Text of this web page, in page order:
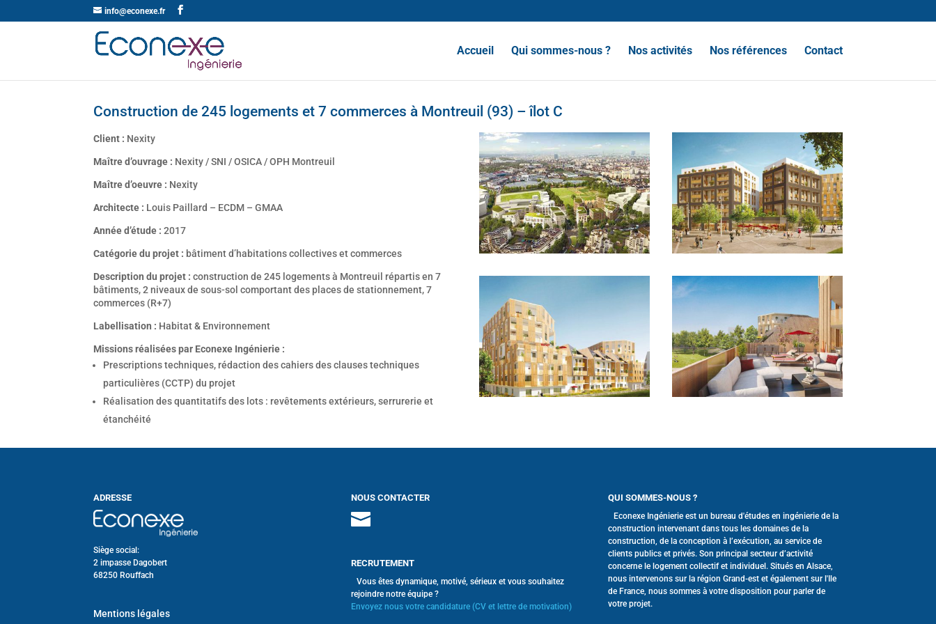
info@econexe.fr
Accueil Qui sommes-nous ? Nos activités Nos références Contact
Construction de 245 logements et 7 commerces à Montreuil (93) – îlot C
Client : Nexity
Maître d’ouvrage : Nexity / SNI / OSICA / OPH Montreuil
Maître d’oeuvre : Nexity
Architecte : Louis Paillard – ECDM – GMAA
Année d’étude : 2017
Catégorie du projet : bâtiment d’habitations collectives et commerces
Description du projet :construction de 245 logements à Montreuil répartis en 7
bâtiments, 2 niveaux de sous-sol comportant des places de stationnement, 7
commerces (R+7)
Labellisation : Habitat & Environnement
Missions réalisées par Econexe Ingénierie :
Prescriptions techniques, rédaction des cahiers des clauses techniques
particulières (CCTP) du projet
Réalisation des quantitatifs des lots : revêtements extérieurs, serrurerie et
étanchéité
ADRESSE
Siège social:
2 impasse Dagobert
68250 Rouffach
Mentions légales
NOUS CONTACTER
RECRUTEMENT
Vous êtes dynamique, motivé, sérieux et vous souhaitez
rejoindre notre équipe ?
Envoyez nous votre candidature (CV et lettre de motivation)
QUI SOMMES-NOUS ?
Econexe Ingénierie est un bureau d'études en ingénierie de la
construction intervenant dans tous les domaines de la
construction, de la conception à l’exécution, au service de
clients publics et privés. Son principal secteur d’activité
concerne le logement collectif et individuel. Situés en Alsace,
nous intervenons sur la région Grand-est et également sur l'Ile
de France, nous sommes à votre disposition pour parler de
votre projet.